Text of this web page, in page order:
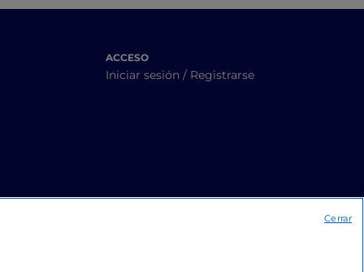
ACCESO
Iniciar sesión / Registrarse
Cerrar